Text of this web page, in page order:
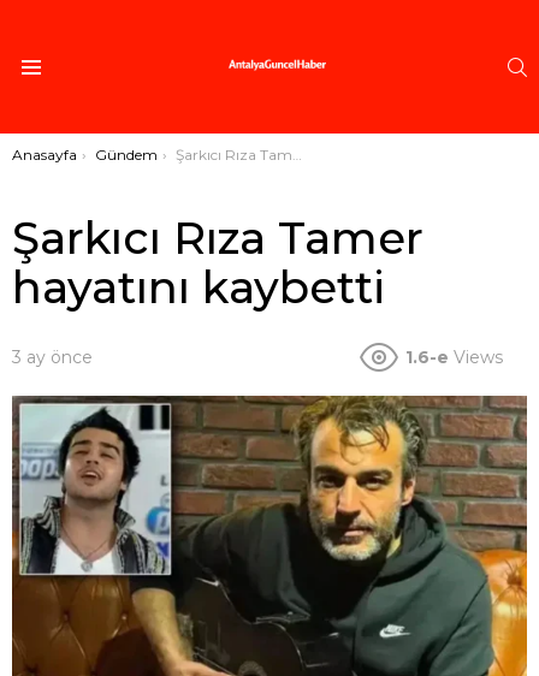
Buradasınız:
Anasayfa Gündem Şarkıcı Rıza Tamer hayatını kaybetti
Şarkıcı Rıza Tamer
hayatını kaybetti
3 ay önce 1.6-e Views